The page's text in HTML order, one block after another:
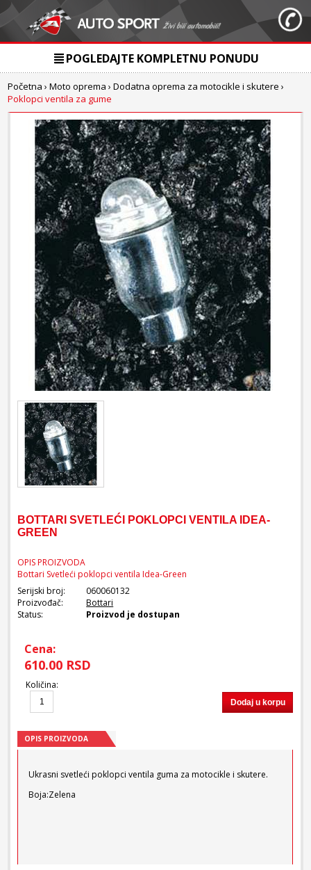
POGLEDAJTE KOMPLETNU PONUDU
Početna ›Moto oprema ›Dodatna oprema za motocikle i skutere ›
Poklopci ventila za gume
BOTTARI SVETLEĆI POKLOPCI VENTILA IDEA-
GREEN
OPIS PROIZVODA
Bottari Svetleći poklopci ventila Idea-Green
Serijski broj:
060060132
Proizvođač:
Bottari
Status:
Proizvod je dostupan
Cena:
610.00 RSD
Količina:
Dodaj u korpu
OPIS PROIZVODA
Ukrasni svetleći poklopci ventila guma za motocikle i skutere.
Boja:Zelena